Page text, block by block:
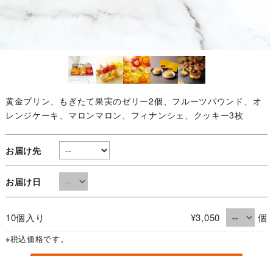
黄金プリン、もぎたて果実のゼリー2個、フルーツパウンド、オ
レンジケーキ、マロンマロン、フィナンシェ、クッキー3枚
お届け先
お届け日
10個入り ¥3,050 個
※税込価格です。